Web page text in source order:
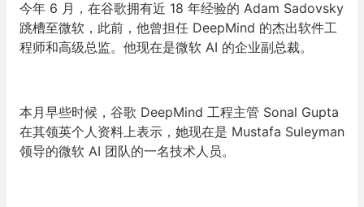
今年 6 月，在谷歌拥有近 18 年经验的 Adam Sadovsky
跳槽至微软，此前，他曾担任 DeepMind 的杰出软件工
程师和高级总监。他现在是微软 AI 的企业副总裁。
本月早些时候，谷歌 DeepMind 工程主管 Sonal Gupta
在其领英个人资料上表示，她现在是 Mustafa Suleyman
领导的微软 AI 团队的一名技术人员。